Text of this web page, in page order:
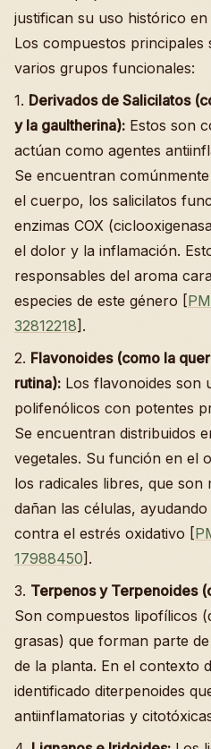
justifican su uso histórico
Los compuestos principales
varios grupos funcionales:
1. Derivados de Salicilatos
y la gaultherina): Estos son
actúan como agentes
Se encuentran
el cuerpo, los salicilatos
enzimas COX
el dolor y la inflamación.
responsables del aroma
especies de este género [
32812218].
2. Flavonoides (como la
rutina): Los flavonoides son
polifenólicos con potentes
Se encuentran distribuidos
vegetales. Su función en el
los radicales libres, que son
dañan las células,
contra el estrés oxidativo [
17988450].
3. Terpenos y Terpenoides
Son compuestos lipofílicos
grasas) que forman parte
de la planta. En el contexto
identificado diterpenoides
antiinflamatorias y